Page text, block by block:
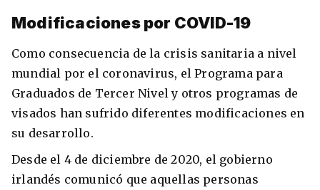
Modificaciones por COVID-19
Como consecuencia de la crisis sanitaria a nivel
mundial por el coronavirus, el Programa para
Graduados de Tercer Nivel y otros programas de
visados han sufrido diferentes modificaciones en
su desarrollo.
Desde el 4 de diciembre de 2020, el gobierno
irlandés comunicó que aquellas personas